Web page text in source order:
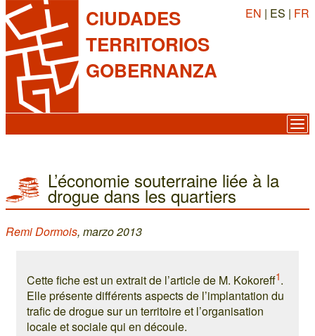
CIUDADES
TERRITORIOS
GOBERNANZA
EN | ES | FR
L’économie souterraine liée à la
drogue dans les quartiers
Remi Dormois, marzo 2013
Cette fiche est un extrait de l’article de M. Kokoreff1.
Elle présente différents aspects de l’implantation du
trafic de drogue sur un territoire et l’organisation
locale et sociale qui en découle.